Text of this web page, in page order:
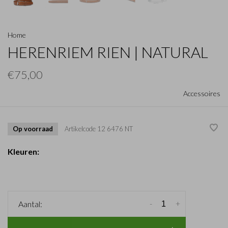
Home
HERENRIEM RIEN | NATURAL
€75,00
Accessoires
Op voorraad Artikelcode 12 6476 NT
Kleuren:
Aantal: +
-